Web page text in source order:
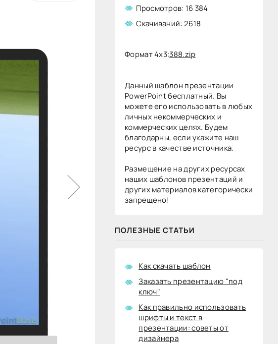
Просмотров: 16 384
Скачиваний: 2618
Формат 4x3:388.zip
Данный шаблон презентации
PowerPoint бесплатный. Вы
можете его использовать в любых
личных некоммерческих и
коммерческих целях. Будем
благодарны, если укажите наш
ресурс в качестве источника.
Размещение на других ресурсах
наших шаблонов презентаций и
других материалов категорически
запрещено!
ПОЛЕЗНЫЕ СТАТЬИ
Как скачать шаблон
Заказать презентацию "под
ключ"
Как правильно использовать
шрифты и текст в
презентации: советы от
дизайнера